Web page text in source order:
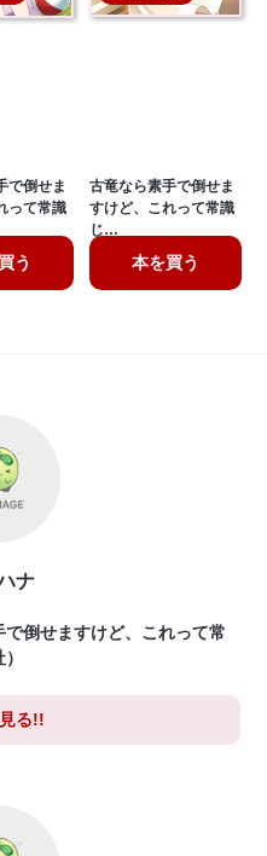
で倒せま
って常識
う
古竜なら素手で倒せま
すけど、これって常識
じ…
本を買う
ナ
倒せますけど、これって常
る!!